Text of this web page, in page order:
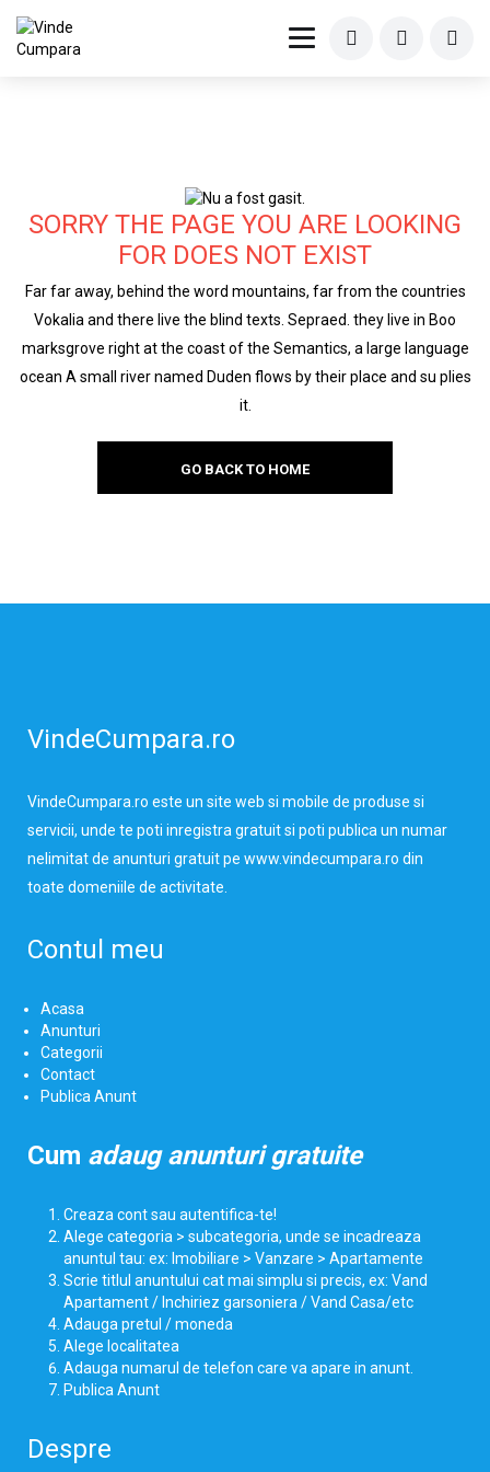
SORRY THE PAGE YOU ARE LOOKING
FOR DOES NOT EXIST
Far far away, behind the word mountains, far from the countries
Vokalia and there live the blind texts. Sepraed. they live in Boo
marksgrove right at the coast of the Semantics, a large language
ocean A small river named Duden flows by their place and su plies
it.
GO BACK TO HOME
VindeCumpara.ro
VindeCumpara.ro este un site web si mobile de produse si
servicii, unde te poti inregistra gratuit si poti publica un numar
nelimitat de anunturi gratuit pe www.vindecumpara.ro din
toate domeniile de activitate.
Contul meu
Acasa
Anunturi
Categorii
Contact
Publica Anunt
Cum adaug anunturi gratuite
Creaza cont sau autentifica-te!
Alege categoria > subcategoria, unde se incadreaza
anuntul tau: ex: Imobiliare > Vanzare > Apartamente
Scrie titlul anuntului cat mai simplu si precis, ex: Vand
Apartament / Inchiriez garsoniera / Vand Casa/etc
Adauga pretul / moneda
Alege localitatea
Adauga numarul de telefon care va apare in anunt.
Publica Anunt
Despre